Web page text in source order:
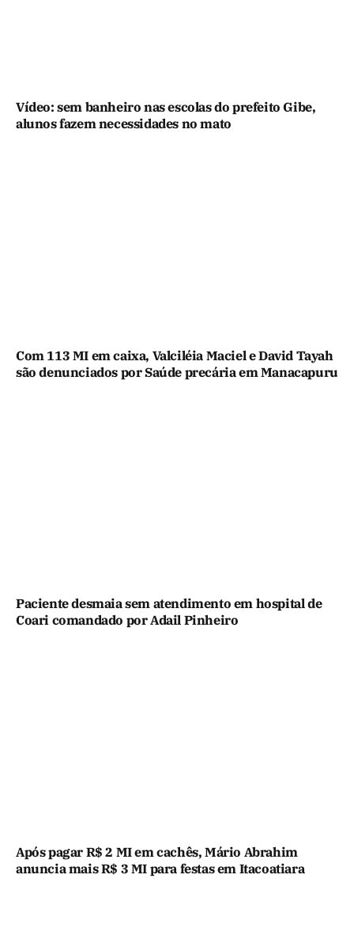
Vídeo: sem banheiro nas escolas do prefeito Gibe,
alunos fazem necessidades no mato
Com 113 MI em caixa, Valciléia Maciel e David Tayah
são denunciados por Saúde precária em Manacapuru
Paciente desmaia sem atendimento em hospital de
Coari comandado por Adail Pinheiro
Após pagar R$ 2 MI em cachês, Mário Abrahim
anuncia mais R$ 3 MI para festas em Itacoatiara